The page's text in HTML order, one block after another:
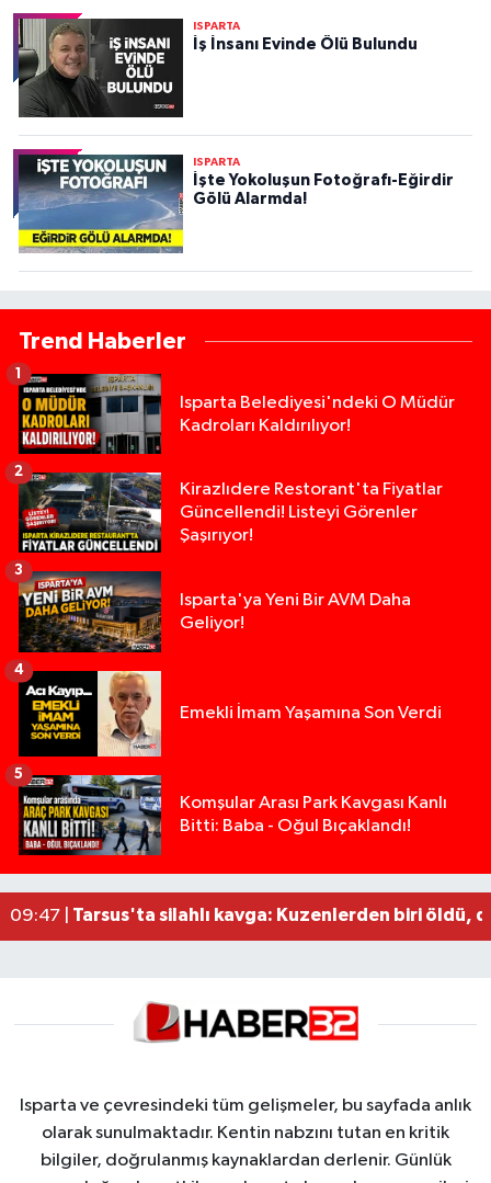
ISPARTA
İş İnsanı Evinde Ölü Bulundu
ISPARTA
İşte Yokoluşun Fotoğrafı-Eğirdir
Gölü Alarmda!
Trend Haberler
Isparta Belediyesi'ndeki O Müdür
Kadroları Kaldırılıyor!
1
Kirazlıdere Restorant'ta Fiyatlar
Güncellendi! Listeyi Görenler
Şaşırıyor!
2
Isparta'ya Yeni Bir AVM Daha
Geliyor!
3
Emekli İmam Yaşamına Son Verdi
4
Komşular Arası Park Kavgası Kanlı
Bitti: Baba - Oğul Bıçaklandı!
5
17:30 |Demirkapı Tüneli'nde feci kaza: Yaşlı çift
15:00 |Takla atan otomobil palmiye ağacına çarptı: 1
13:48 |Tarsus'taki silahlı kavgada ölü sayısı 2'ye
09:47 |Tarsus'ta silahlı kavga: Kuzenlerden biri öldü,
02:19 | 14 ve 16 Yaşlarındaki Kız Kardeşlerden Haber
Isparta ve çevresindeki tüm gelişmeler, bu sayfada anlık
olarak sunulmaktadır. Kentin nabzını tutan en kritik
bilgiler, doğrulanmış kaynaklardan derlenir. Günlük